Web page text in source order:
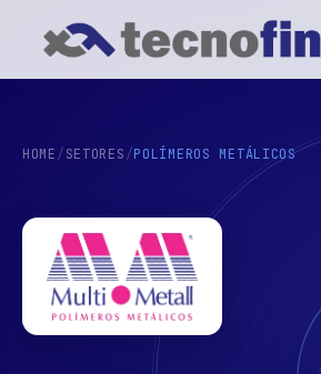
HOME/SETORES/POLÍMEROS METÁLICOS